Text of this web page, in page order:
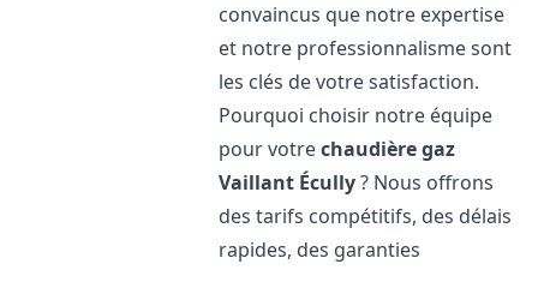
convaincus que notre expertise
et notre professionnalisme sont
les clés de votre satisfaction.
Pourquoi choisir notre équipe
pour votrechaudière gaz
Vaillant Écully? Nous offrons
des tarifs compétitifs, des délais
rapides, des garanties